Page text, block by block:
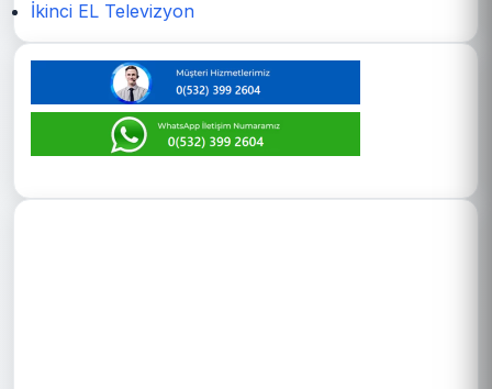
İkinci EL Televizyon